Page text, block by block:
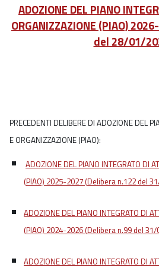
ADOZIONE DEL PIANO
ORGANIZZAZIONE (PIAO)
del 28/01/
PRECEDENTI DELIBERE DI ADOZIONE DEL
E ORGANIZZAZIONE (PIAO):
ADOZIONE DEL PIANO INTEGRATO DI
(PIAO) 2025-2027 (Delibera n.122 del
ADOZIONE DEL PIANO INTEGRATO DI
(PIAO) 2024-2026 (Delibera n.99 del
ADOZIONE DEL PIANO INTEGRATO DI